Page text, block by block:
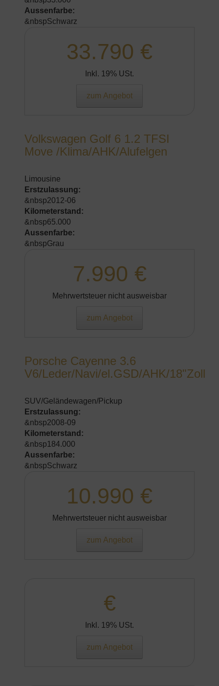
Aussenfarbe:
&nbspSchwarz
33.790 €
Inkl. 19% USt.
zum Angebot
Volkswagen Golf 6 1.2 TFSI
Move /Klima/AHK/Alufelgen
Limousine
Erstzulassung:
&nbsp2012-06
Kilometerstand:
&nbsp65.000
Aussenfarbe:
&nbspGrau
7.990 €
Mehrwertsteuer nicht ausweisbar
zum Angebot
Porsche Cayenne 3.6
V6/Leder/Navi/el.GSD/AHK/18"Zoll
SUV/Geländewagen/Pickup
Erstzulassung:
&nbsp2008-09
Kilometerstand:
&nbsp184.000
Aussenfarbe:
&nbspSchwarz
10.990 €
Mehrwertsteuer nicht ausweisbar
zum Angebot
€
Inkl. 19% USt.
zum Angebot